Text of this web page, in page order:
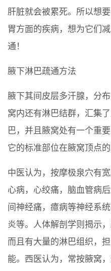
肝脏就会被累死。所以想
胃方面的疾病，想为它们
通！
腋下淋巴疏通方法
腋下其间皮层多汗腺，分
窝内还有淋巴结群，汇集
巴，并且腋窝处有一个重
它的标准部位在腋窝顶点的
中医认为，按摩极泉穴有
心病，心绞痛，脑血管病
间神经痛，癔病等神经系
炎等。人体解剖学则揭示
而且有大量的淋巴组织，
能。西医认为，常按腋窝